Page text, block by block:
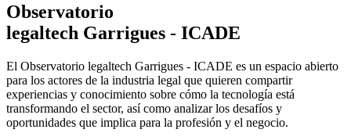
Observatorio
legaltech Garrigues - ICADE
El Observatorio legaltech Garrigues - ICADE es un espacio abierto
para los actores de la industria legal que quieren compartir
experiencias y conocimiento sobre cómo la tecnología está
transformando el sector, así como analizar los desafíos y
oportunidades que implica para la profesión y el negocio.